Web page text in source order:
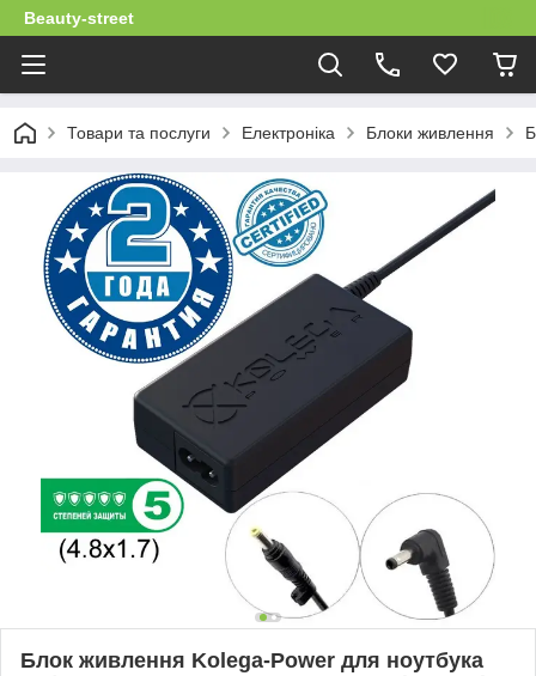
Beauty-street
Товари та послуги Електроніка Блоки живлення
Блок живлення Kolega-Power для ноутбука